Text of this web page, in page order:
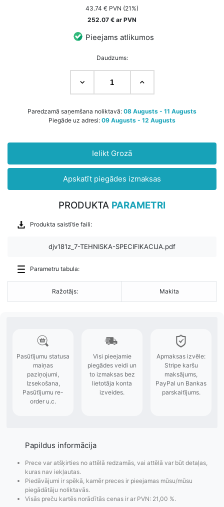
43.74 € PVN (21%)
252.07 € ar PVN
Pieejams atlikumos
Daudzums:
Paredzamā saņemšana noliktavā: 08 Augusts - 11 Augusts
Piegāde uz adresi: 09 Augusts - 12 Augusts
Ielikt Grozā
Apskatīt piegādes izmaksas
PRODUKTA PARAMETRI
Produkta saistītie faili:
djv181z_7-TEHNISKA-SPECIFIKACIJA.pdf
Parametru tabula:
Ražotājs: Makita
Papildus informācija
Prece var atšķirties no attēlā redzamās, vai attēlā var būt detaļas,
kuras nav iekļautas.
Piedāvājumi ir spēkā, kamēr preces ir pieejamas mūsu/mūsu
piegādātāju noliktavās.
Visās preču kartēs norādītās cenas ir ar PVN: 21,00 %.